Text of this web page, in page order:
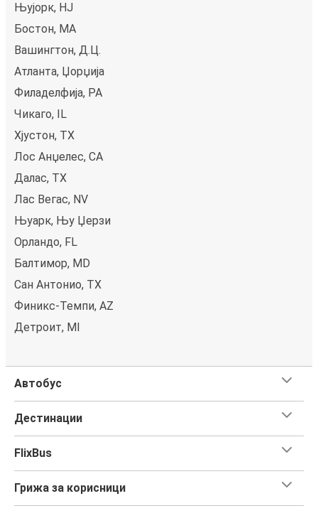
Њујорк, НЈ
Бостон, MA
Вашингтон, Д.Ц.
Атланта, Џорџија
Филаделфија, PA
Чикаго, IL
Хјустон, TX
Лос Анџелес, CA
Далас, TX
Лас Вегас, NV
Њуарк, Њу Џерзи
Орландо, FL
Балтимор, MD
Сан Антонио, TX
Финикс-Темпи, AZ
Детроит, MI
Автобус
Дестинации
FlixBus
Грижа за корисници